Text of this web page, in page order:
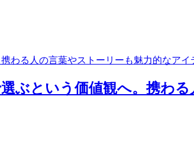
わる人の言葉やストーリーも魅力的なアイ
ぶという価値観へ。携わ